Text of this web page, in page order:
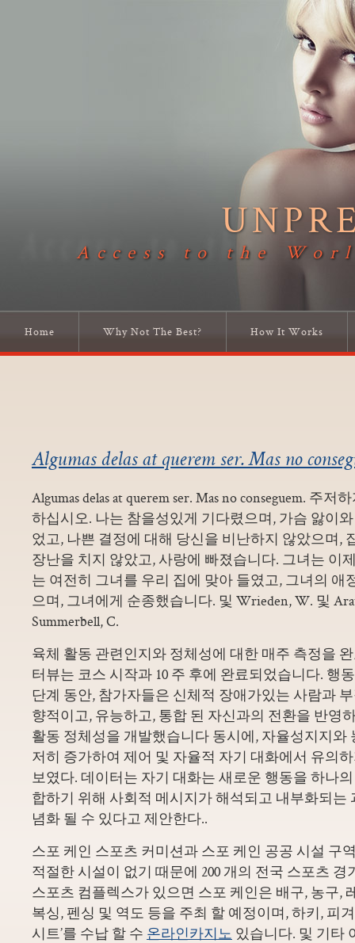
Access to the
Home Why Not The Best? How It Works
Algumas delas at querem ser. Mas no
Algumas delas at querem ser. Mas no conseguem. 주
하십시오. 나는 참을성있게 기다렸으며, 가슴 앓이
었고, 나쁜 결정에 대해 당신을 비난하지 않았으며,
장난을 치지 않았고, 사랑에 빠졌습니다. 그녀는 이
는 여전히 그녀를 우리 집에 맞아 들였고, 그녀의 애
으며, 그녀에게 순종했습니다. 및 Wrieden, W. 및
Summerbell, C.
육체 활동 관련인지와 정체성에 대한 매주 측정을
터뷰는 코스 시작과 10 주 후에 완료되었습니다. 행
단계 동안, 참가자들은 신체적 장애가있는 사람과
향적이고, 유능하고, 통합 된 자신과의 전환을 반영
활동 정체성을 개발했습니다 동시에, 자율성지지와
저히 증가하여 제어 및 자율적 자기 대화에서 유의
보였다. 데이터는 자기 대화는 새로운 행동을 하나
합하기 위해 사회적 메시지가 해석되고 내부화되는
념화 될 수 있다고 제안한다..
스포 케인 스포츠 커미션과 스포 케인 공공 시설 구
적절한 시설이 없기 때문에 200 개의 전국 스포츠
스포츠 컴플렉스가 있으면 스포 케인은 배구, 농구,
복싱, 펜싱 및 역도 등을 주최 할 예정이며, 하키, 피
시트’를 수납 할 수 온라인카지노 있습니다. 및 기타